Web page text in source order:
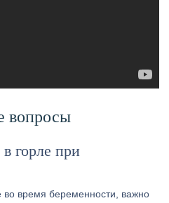
вопросы
горле при
во время беременности, важно